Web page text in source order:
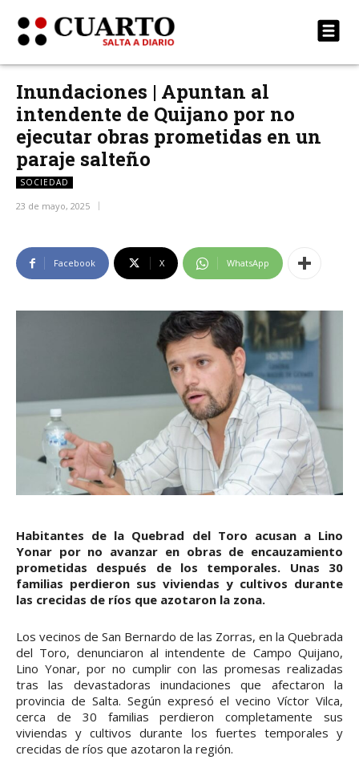
Inundaciones | Apuntan al
intendente de Quijano por no
ejecutar obras prometidas en un
paraje salteño
SOCIEDAD
23 de mayo, 2025
Facebook X WhatsApp
Habitantes de la Quebrad del Toro acusan a Lino
Yonar por no avanzar en obras de encauzamiento
prometidas después de los temporales. Unas 30
familias perdieron sus viviendas y cultivos durante
las crecidas de ríos que azotaron la zona.
Los vecinos de San Bernardo de las Zorras, en la Quebrada
del Toro, denunciaron al intendente de Campo Quijano,
Lino Yonar, por no cumplir con las promesas realizadas
tras las devastadoras inundaciones que afectaron la
provincia de Salta. Según expresó el vecino Víctor Vilca,
cerca de 30 familias perdieron completamente sus
viviendas y cultivos durante los fuertes temporales y
crecidas de ríos que azotaron la región.